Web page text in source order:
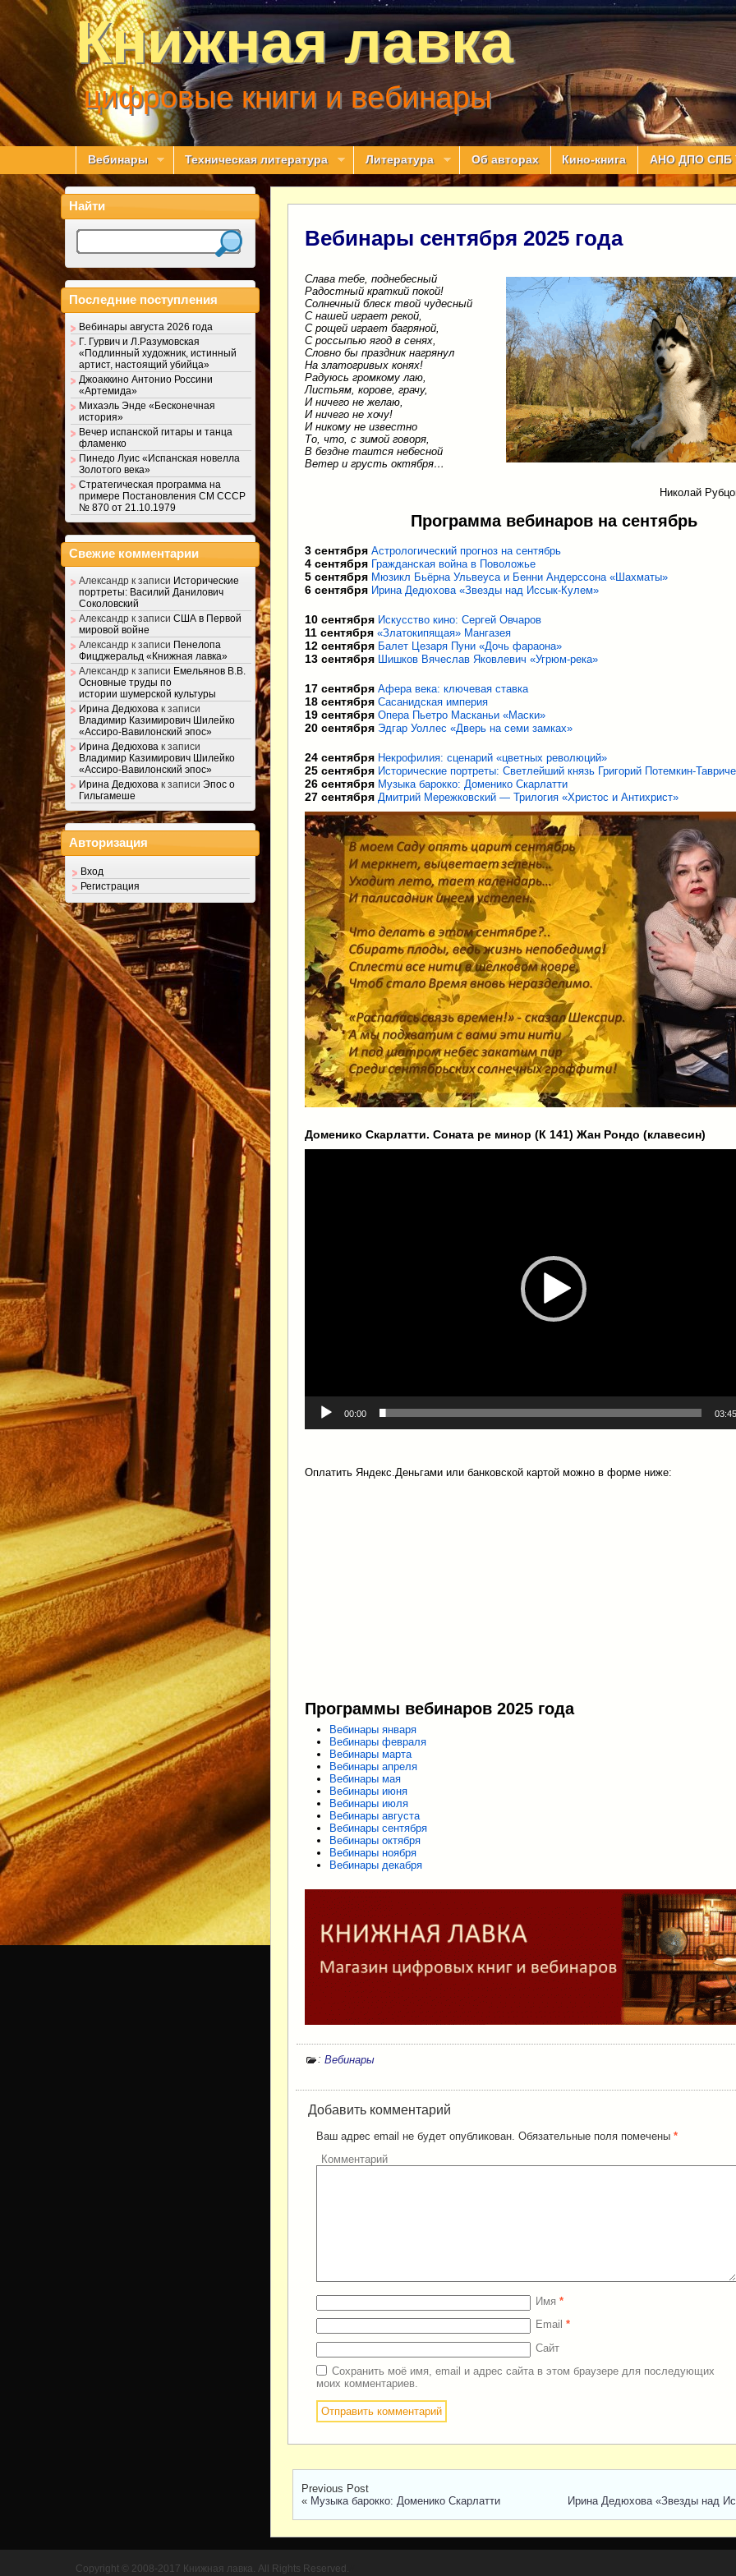
Книжная лавка
цифровые книги и вебинары
Вебинары Техническая литература Литература Об авторах Кино-книга АНО ДПО СПБ
Вебинары сентября 2025 года
Слава тебе, поднебесный
Радостный краткий покой!
Солнечный блеск твой чудесный
С нашей играет рекой,
С рощей играет багряной,
С россыпью ягод в сенях,
Словно бы праздник нагрянул
На златогривых конях!
Радуюсь громкому лаю,
Листьям, корове, грачу,
И ничего не желаю,
И ничего не хочу!
И никому не известно
То, что, с зимой говоря,
В бездне таится небесной
Ветер и грусть октября…
Николай
Программа вебинаров на сентябрь
3 сентября Астрологический прогноз на сентябрь
4 сентября Гражданская война в Поволожье
5 сентября Мюзикл Бьёрна Ульвеуса и Бенни Андерссона «Шахматы»
6 сентября Ирина Дедюхова «Звезды над Иссык-Кулем»
10 сентября Искусство кино: Сергей Овчаров
11 сентября «Златокипящая» Мангазея
12 сентября Балет Цезаря Пуни «Дочь фараона»
13 сентября Шишков Вячеслав Яковлевич «Угрюм-река»
17 сентября Афера века: ключевая ставка
18 сентября Сасанидская империя
19 сентября Опера Пьетро Масканьи «Маски»
20 сентября Эдгар Уоллес «Дверь на семи замках»
24 сентября Некрофилия: сценарий «цветных революций»
25 сентября Исторические портреты: Светлейший князь Григорий Потемкин-
26 сентября Музыка барокко: Доменико Скарлатти
27 сентября Дмитрий Мережковский — Трилогия «Христос и Антихрист»
Доменико Скарлатти. Соната ре минор (К 141) Жан Рондо (клавесин)
00:00 03:45
Оплатить Яндекс.Деньгами или банковской картой можно в форме ниже:
Программы вебинаров 2025 года
Вебинары января
Вебинары февраля
Вебинары марта
Вебинары апреля
Вебинары мая
Вебинары июня
Вебинары июля
Вебинары августа
Вебинары сентября
Вебинары октября
Вебинары ноября
Вебинары декабря
: Вебинары
Добавить комментарий
Ваш адрес email не будет опубликован. Обязательные поля помечены *
Комментарий
Имя *
Email *
Сайт
Сохранить моё имя, email и адрес сайта в этом браузере для последующих
моих комментариев.
Previous Post
« Музыка барокко: Доменико Скарлатти Ирина Дедюхова «Звезды над
Найти
Последние поступления
Вебинары августа 2026 года
Г. Гурвич и Л.Разумовская
«Подлинный художник, истинный
артист, настоящий убийца»
Джоаккино Антонио Россини
«Артемида»
Михаэль Энде «Бесконечная
история»
Вечер испанской гитары и танца
фламенко
Пинедо Луис «Испанская новелла
Золотого века»
Стратегическая программа на
примере Постановления СМ СССР
№ 870 от 21.10.1979
Свежие комментарии
Александр к записи Исторические
портреты: Василий Данилович
Соколовский
Александр к записи США в Первой
мировой войне
Александр к записи Пенелопа
Фицджеральд «Книжная лавка»
Александр к записи Емельянов В.В.
Основные труды по
истории шумерской культуры
Ирина Дедюхова к записи
Владимир Казимирович Шилейко
«Ассиро-Вавилонский эпос»
Ирина Дедюхова к записи
Владимир Казимирович Шилейко
«Ассиро-Вавилонский эпос»
Ирина Дедюхова к записи Эпос о
Гильгамеше
Авторизация
Вход
Регистрация
Copyright © 2008-2017 Книжная лавка. All Rights Reserved.